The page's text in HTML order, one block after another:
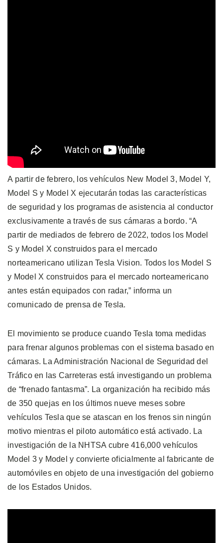
A partir de febrero, los vehículos New Model 3, Model Y,
Model S y Model X ejecutarán todas las características
de seguridad y los programas de asistencia al conductor
exclusivamente a través de sus cámaras a bordo. “A
partir de mediados de febrero de 2022, todos los Model
S y Model X construidos para el mercado
norteamericano utilizan Tesla Vision. Todos los Model S
y Model X construidos para el mercado norteamericano
antes están equipados con radar,” informa un
comunicado de prensa de Tesla.
El movimiento se produce cuando Tesla toma medidas
para frenar algunos problemas con el sistema basado en
cámaras. La Administración Nacional de Seguridad del
Tráfico en las Carreteras está investigando un problema
de “frenado fantasma”. La organización ha recibido más
de 350 quejas en los últimos nueve meses sobre
vehículos Tesla que se atascan en los frenos sin ningún
motivo mientras el piloto automático está activado. La
investigación de la NHTSA cubre 416,000 vehículos
Model 3 y Model y convierte oficialmente al fabricante de
automóviles en objeto de una investigación del gobierno
de los Estados Unidos.